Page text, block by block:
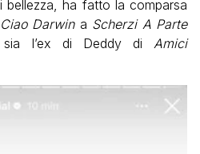
bellezza, ha fatto la comparsa
Ciao Darwina Scherzi A Parte
l’ex di Deddy di Amici